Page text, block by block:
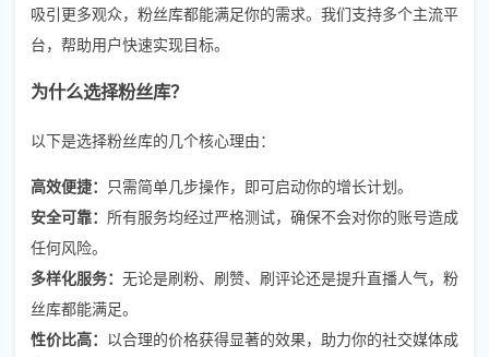
吸引更多观众，粉丝库都能满足你的需求。我们支持多个主流平
台，帮助用户快速实现目标。
为什么选择粉丝库？
以下是选择粉丝库的几个核心理由：
高效便捷： 只需简单几步操作，即可启动你的增长计划。
安全可靠： 所有服务均经过严格测试，确保不会对你的账号造成
任何风险。
多样化服务： 无论是刷粉、刷赞、刷评论还是提升直播人气，粉
丝库都能满足。
性价比高： 以合理的价格获得显著的效果，助力你的社交媒体成